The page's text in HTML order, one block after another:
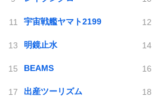
宇宙戦艦ヤマト2199
明鏡止水
BEAMS
出産ツーリズム